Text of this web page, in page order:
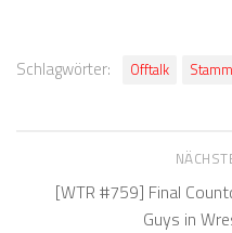
Schlagwörter: Offtalk
[WTR #759] Final
Guys in